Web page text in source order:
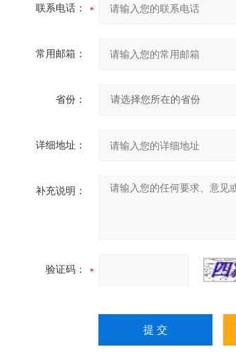
联系电话：
常用邮箱：
省份：
详细地址：
补充说明：
验证码：